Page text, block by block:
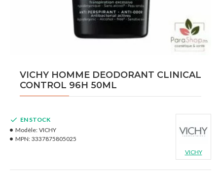
VICHY HOMME DEODORANT CLINICAL
CONTROL 96H 50ML
EN STOCK
Modèle: VICHY
MPN: 3337875805025
VICHY